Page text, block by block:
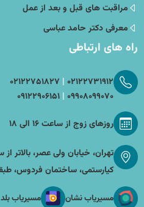
مراقبت های قبل و بعد از عمل
معرفی دکتر حامد عباسی
راه های ارتباطی
۰۲۱۲۲۷۳۱۹۱۲ | ۰۲۱۲۲۷۵۱۸۲۷
۰۹۹۰۸۰۹۹۰۷۰ | ۰۹۱۲۲۹۰۶۱۵۱
روزهای زوج از ساعت ۱۶ الی ۱۸
تهران، خیابان ولی عصر، بالاتر
کیارستمی، ساختمان فردوس، طبقه ۴ واحد
مسیر‌یاب نشان مسیر‌یاب بلد